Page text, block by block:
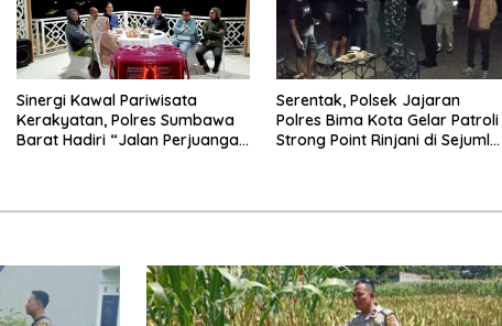
Sinergi Kawal Pariwisata
Kerakyatan, Polres Sumbawa
Barat Hadiri “Jalan Perjuangan
Serentak, Polsek Jajaran
Polres Bima Kota Gelar Patroli
Strong Point Rinjani di Sejumlah